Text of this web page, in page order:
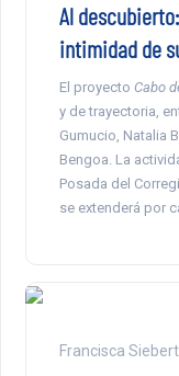
Al
intimidad de
El proyecto Cabo
y de trayectoria,
Gumucio, Natalia
Bengoa. La
Posada del
se extenderá por
Francisca